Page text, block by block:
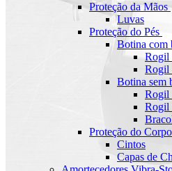
Proteção da Mãos
Luvas
Proteção do Pés
Botina com
Rogil
Rogil
Botina sem
Rogil
Rogil
Proteção do Corpo
Cintos
Capas de